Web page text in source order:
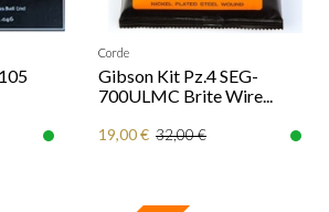
Corde
Gibson Kit Pz.4 SEG-
700ULMC Brite Wire...
19,00 € 32,00 €